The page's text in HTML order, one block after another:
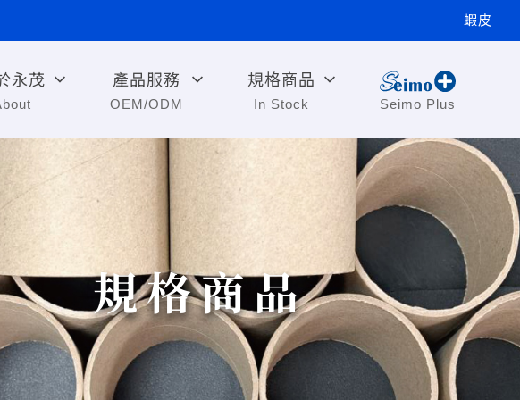
蝦皮
永茂 產品服務
OEM/ODM
規格商品
In Stock Seimo Plus
規格商品